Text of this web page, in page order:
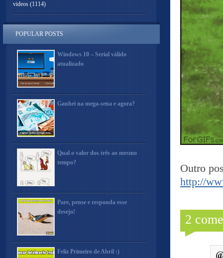
Outro
http://
2
videos (1114)
POPULAR POSTS
Windows 10 – Serial válido
atualizado
Ganhei na mega-sena e agora?
Qual o valor dos três ao mesmo
tempo?
Pare, pense e responda esse
desejo!
Feliz Primeiro de Abril :)